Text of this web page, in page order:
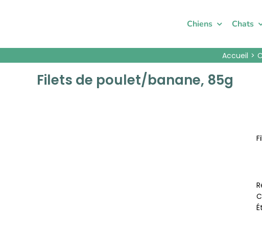
Chiens Chats
Accueil
Filets de poulet/banane, 85g